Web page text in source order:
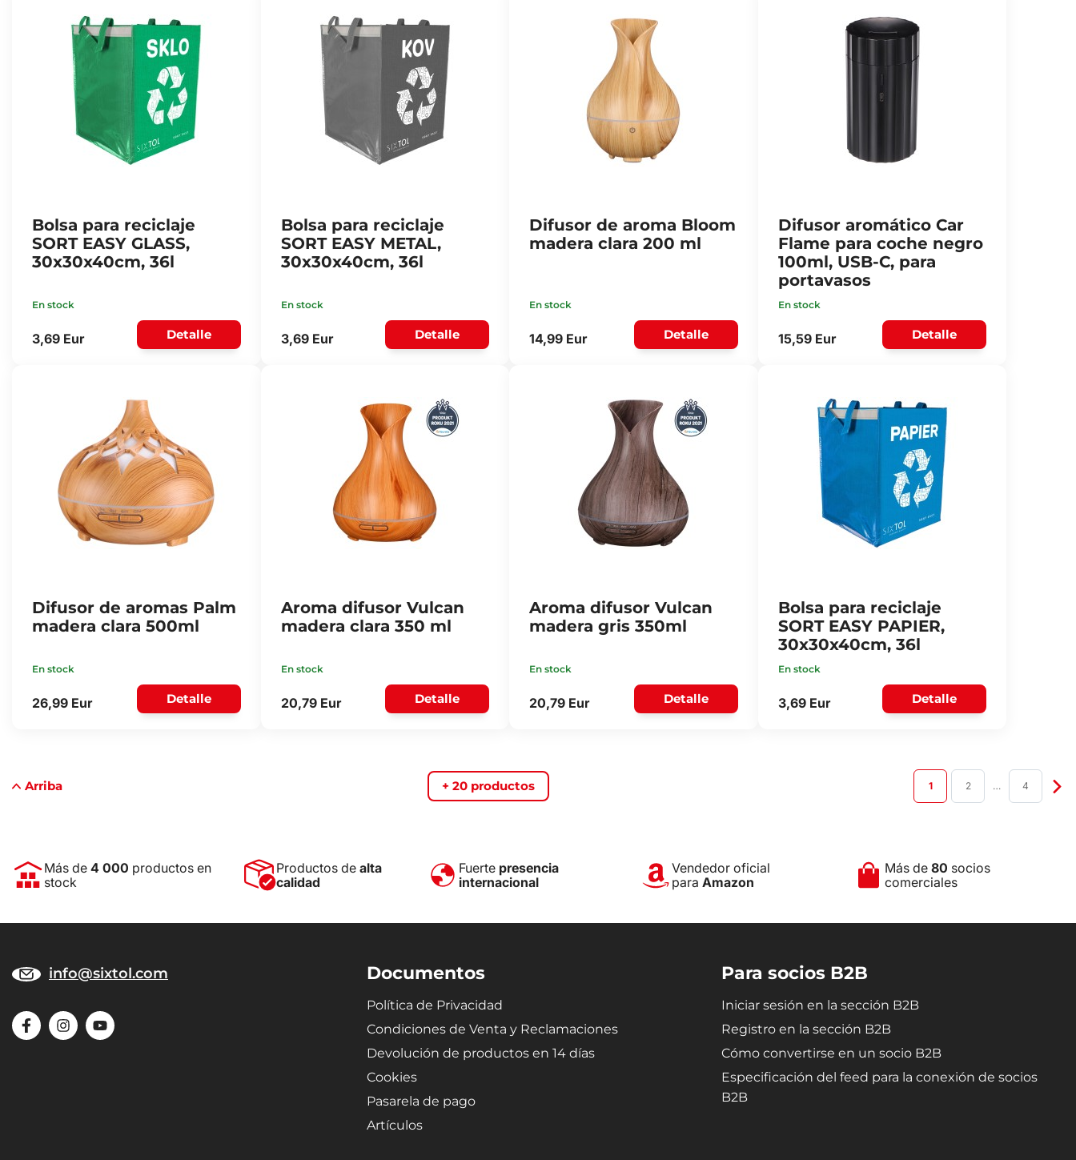
Bolsa para reciclaje
SORT EASY GLASS,
30x30x40cm, 36l
En stock
3,69 Eur Detalle
Bolsa para reciclaje
SORT EASY METAL,
30x30x40cm, 36l
En stock
3,69 Eur Detalle
Difusor de aroma Bloom
madera clara 200 ml
En stock
14,99 Eur Detalle
Difusor aromático Car
Flame para coche negro
100ml, USB-C, para
portavasos
En stock
15,59 Eur Detalle
Difusor de aromas Palm
madera clara 500ml
En stock
26,99 Eur Detalle
Aroma difusor Vulcan
madera clara 350 ml
En stock
20,79 Eur Detalle
Aroma difusor Vulcan
madera gris 350ml
En stock
20,79 Eur Detalle
Bolsa para reciclaje
SORT EASY PAPIER,
30x30x40cm, 36l
En stock
3,69 Eur Detalle
Arriba + 20 productos 1 2 … 4
Más de 4 000 productos en
stock
Productos dealta
calidad
Fuerte presencia
internacional
Vendedor oficial
para Amazon
Más de80 socios
comerciales
info@sixtol.com Documentos
Política de Privacidad
Condiciones de Venta y Reclamaciones
Devolución de productos en 14 días
Cookies
Pasarela de pago
Artículos
Para socios B2B
Iniciar sesión en la sección B2B
Registro en la sección B2B
Cómo convertirse en un socio B2B
Especificación del feed para la conexión de socios
B2B